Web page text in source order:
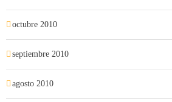
octubre 2010
septiembre 2010
agosto 2010